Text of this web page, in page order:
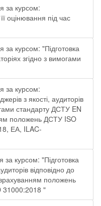
за курсом:
оцінювання під час
за курсом: "Підготовка
згідно з вимогами
за курсом:
з якості, аудиторів
стандарту ДСТУ EN
положень ДСТУ ISO
ЕА, ILAC-
за курсом: "Підготовка
відповідно до
положень
"